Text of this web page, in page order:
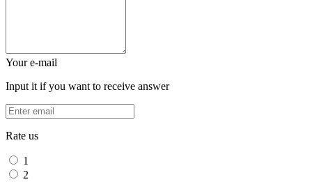
Your e-mail
Input it if you want to receive answer
Rate us
1
2